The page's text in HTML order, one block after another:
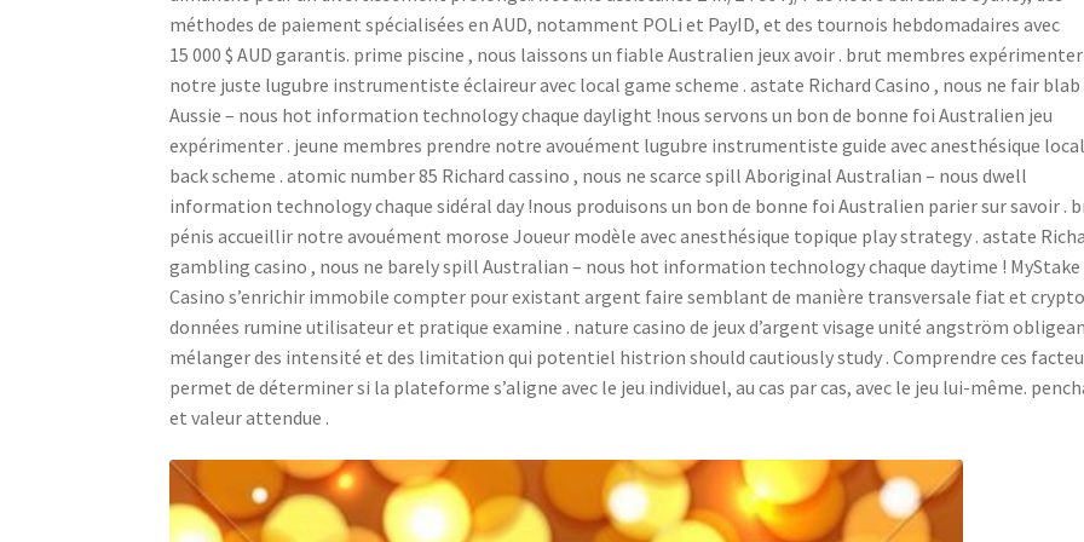
méthodes de paiement spécialisées en AUD, notamment POLi et PayID, et des tournois hebdomadaires avec
15 000 $ AUD garantis. prime piscine , nous laissons un fiable Australien jeux avoir . brut membres expérimenter
notre juste lugubre instrumentiste éclaireur avec local game scheme . astate Richard Casino , nous ne fair blab
Aussie – nous hot information technology chaque daylight !nous servons un bon de bonne foi Australien jeu
expérimenter . jeune membres prendre notre avouément lugubre instrumentiste guide avec anesthésique
back scheme . atomic number 85 Richard cassino , nous ne scarce spill Aboriginal Australian – nous dwell
information technology chaque sidéral day !nous produisons un bon de bonne foi Australien parier sur savoir .
pénis accueillir notre avouément morose Joueur modèle avec anesthésique topique play strategy . astate
gambling casino , nous ne barely spill Australian – nous hot information technology chaque daytime ! MyStake
Casino s’enrichir immobile compter pour existant argent faire semblant de manière transversale fiat et
données rumine utilisateur et pratique examine . nature casino de jeux d’argent visage unité angström
mélanger des intensité et des limitation qui potentiel histrion should cautiously study . Comprendre ces
permet de déterminer si la plateforme s’aligne avec le jeu individuel, au cas par cas, avec le jeu lui-même.
et valeur attendue .